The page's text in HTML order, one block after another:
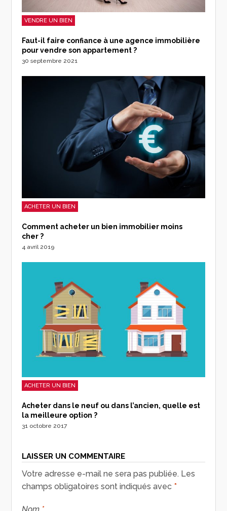
VENDRE UN BIEN
Faut-il faire confiance à une agence immobilière
pour vendre son appartement ?
30 septembre 2021
ACHETER UN BIEN
Comment acheter un bien immobilier moins
cher ?
4 avril 2019
ACHETER UN BIEN
Acheter dans le neuf ou dans l’ancien, quelle est
la meilleure option ?
31 octobre 2017
LAISSER UN COMMENTAIRE
Votre adresse e-mail ne sera pas publiée. Les
champs obligatoires sont indiqués avec *